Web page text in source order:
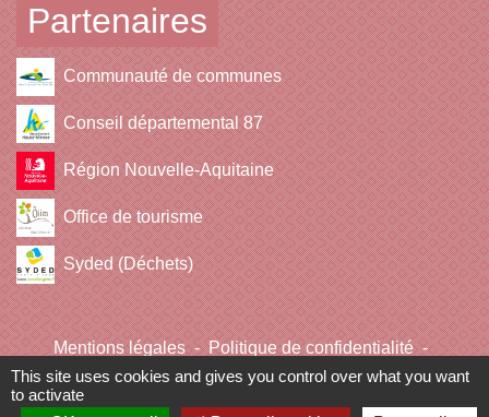
Partenaires
Communauté de communes
Conseil départemental 87
Région Nouvelle-Aquitaine
Office de tourisme
Syded (Déchets)
Mentions légales - Politique de confidentialité -
Accessibilité - Plan du site - Gestion des cookies
This site uses cookies and gives you control over what you want
to activate